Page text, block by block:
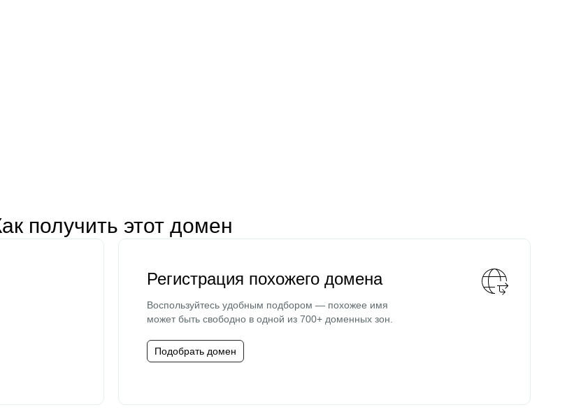
получить этот домен
Регистрация похожего домена
Воспользуйтесь удобным подбором — похожее имя
может быть свободно в одной из 700+ доменных зон.
Подобрать домен